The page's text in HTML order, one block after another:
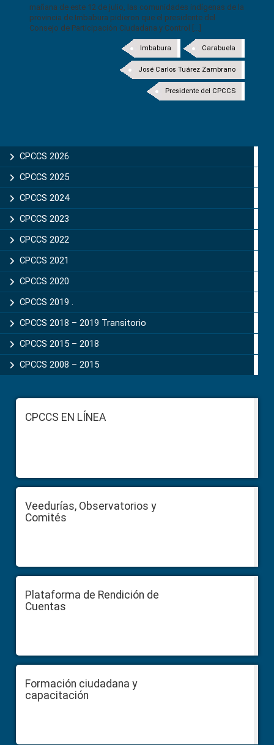
mañana de este 12 de julio, las comunidades indígenas de la
provincia de Imbabura pidieron que el presidente del
Consejo de Participación Ciudadana y Control [...]
Carabuela
Imbabura
José Carlos Tuárez Zambrano
Presidente del CPCCS
CPCCS 2026
CPCCS 2025
CPCCS 2024
CPCCS 2023
CPCCS 2022
CPCCS 2021
CPCCS 2020
CPCCS 2019 .
CPCCS 2018 – 2019 Transitorio
CPCCS 2015 – 2018
CPCCS 2008 – 2015
FooterCPCCS EN LÍNEA
Veedurías, Observatorios y
Comités
Plataforma de Rendición de
Cuentas
Formación ciudadana y
capacitación